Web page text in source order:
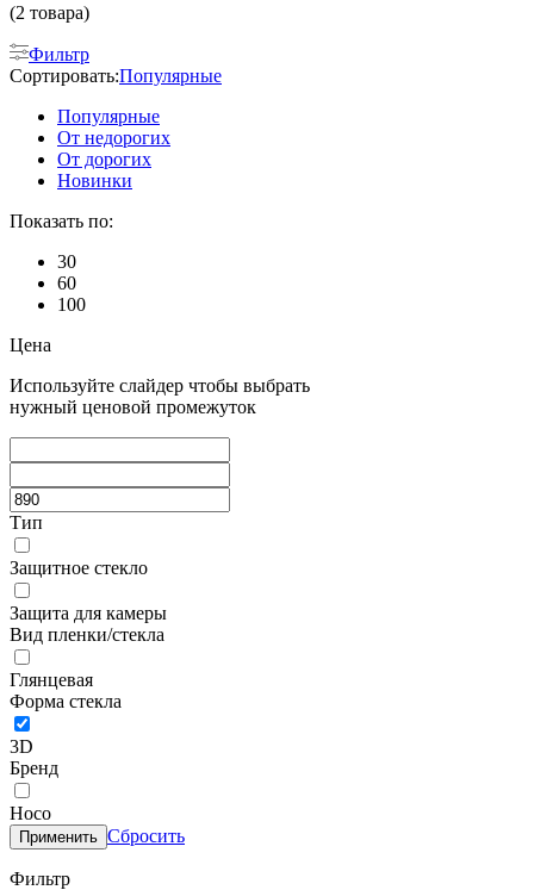
(2 товара)
Фильтр
Сортировать:Популярные
Популярные
От недорогих
От дорогих
Новинки
Показать по:
30
60
100
Цена
Используйте слайдер чтобы выбрать
нужный ценовой промежуток
Тип
Защитное стекло
Защита для камеры
Вид пленки/стекла
Глянцевая
Форма стекла
3D
Бренд
Hoco
Применить Сбросить
Фильтр